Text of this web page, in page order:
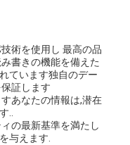
術を使用し 最高の品
書きの機能を備えた
ています独自のデー
証します
あなたの情報は,潜在
..
の最新基準を満たし
与えます.